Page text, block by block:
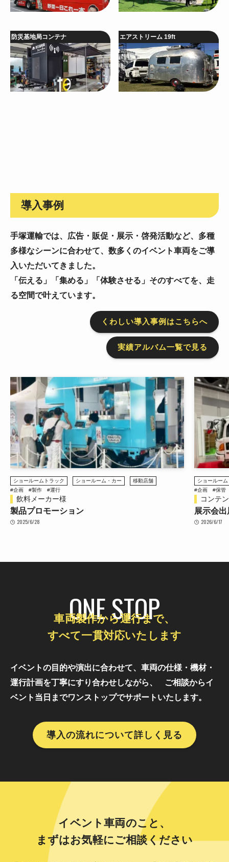
防災基地局コンテナ エアストリーム 19ft
導入事例
手塚運輸では、広告・販促・展示・啓発活動など、 多種
多様なシーンに合わせて、数多くのイベント車両をご導
入いただいてきました。
「伝える」「集める」「体験させる」そのすべてを、走
る空間で叶えています。
くわしい導入事例はこちらへ
実績アルバム一覧で見る
ショールームトラック
#企画
#保管 #整備
コンテンツ東京 2026
展示会出展
2026/6/17
ステージト
#企画
#保管
南鳩ヶ
ステー
2026/4/27
ONE STOP
車両製作から運行まで、
すべて一貫対応いたします
イベントの目的や演出に合わせて、車両の仕様・機材・
運行計画を丁寧にすり合わせしながら、
ご相談からイ
ベント当日までワンストップでサポートいたします。
導入の流れについて詳しく見る
イベント車両のこと、
まずはお気軽にご相談ください